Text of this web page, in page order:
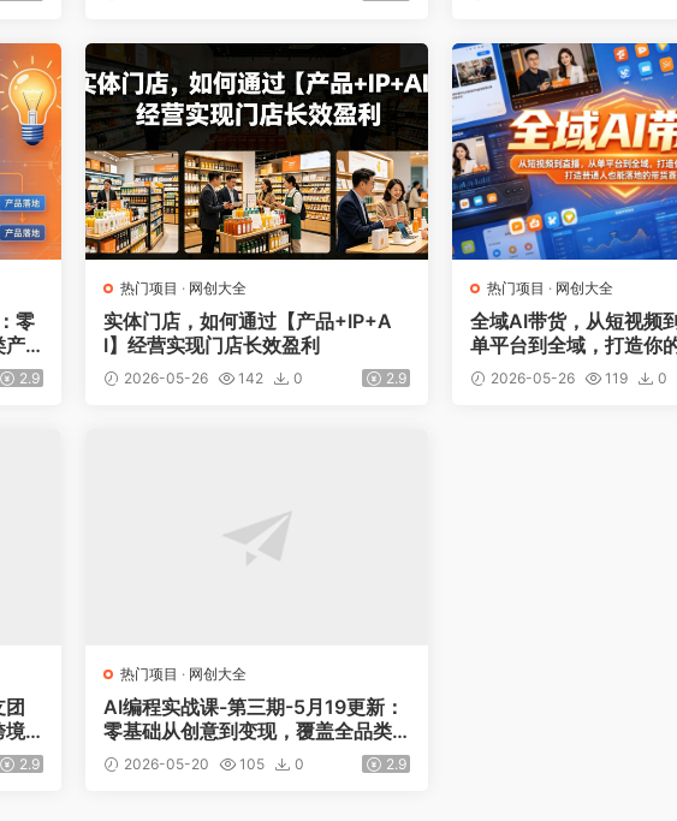
零
产
2.9
热门项目 · 网创大全
实体门店，如何通过【产品+IP+A
I】经营实现门店长效盈利
2026-05-26 142 0 2.9
热门项目 · 网创大全
全域AI带货，从短视频
单平台到全域，打造你
阵，打造普通人也能落
道
2026-05-26 119 0
境A
月2
2.9
热门项目 · 网创大全
AI编程实战课-第三期-5月19更新：
零基础从创意到变现，覆盖全品类
产品开发，把想法变成赚钱项目
2026-05-20 105 0 2.9